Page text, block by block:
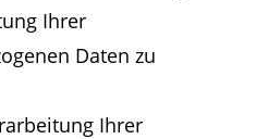
Ihrer
Daten zu
Ihrer